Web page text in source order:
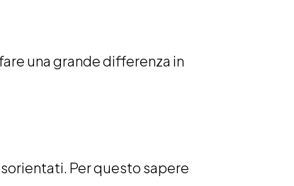
una grande differenza in
Per questo sapere